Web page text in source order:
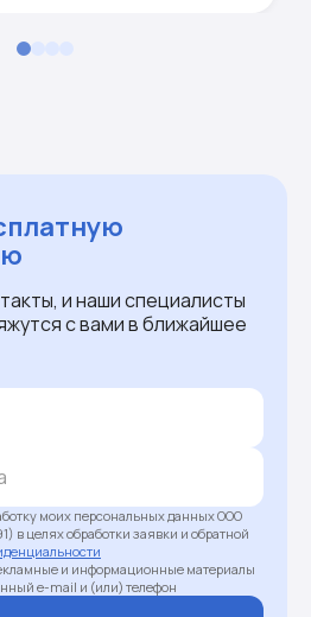
и наши специалисты
с вами в ближайшее
моих персональных данных ООО
в целях обработки заявки и обратной
и информационные материалы
e-mail и (или) телефон